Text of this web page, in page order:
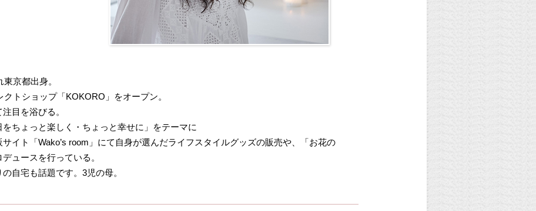
京都出身。
クトショップ「KOKORO」をオープン。
目を浴びる。
ちょっと楽しく・ちょっと幸せに」をテーマに
イト「Wako’s room」にて自身が選んだライフスタイルグッズの販売や、「お花の
ュースを行っている。
自宅も話題です。3児の母。